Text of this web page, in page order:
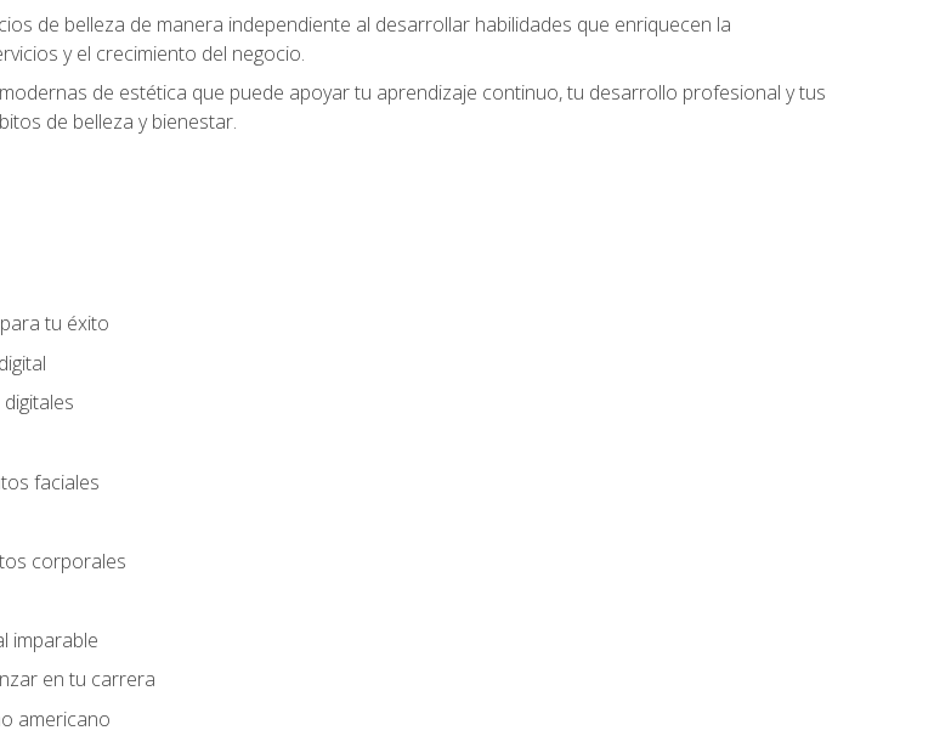
de belleza de manera independiente al desarrollar habilidades que enriquecen la
y el crecimiento del negocio.
de estética que puede apoyar tu aprendizaje continuo, tu desarrollo profesional y tus
de belleza y bienestar.
tu éxito
faciales
corporales
imparable
en tu carrera
americano